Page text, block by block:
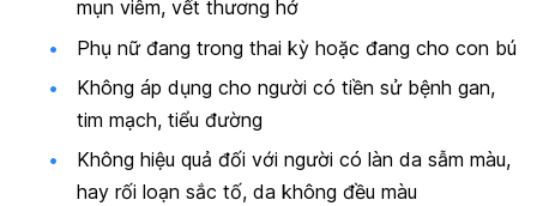
mụn viêm, vết thương hở
Phụ nữ đang trong thai kỳ hoặc đang cho con bú
Không áp dụng cho người có tiền sử bệnh gan,
tim mạch, tiểu đường
Không hiệu quả đối với người có làn da sẫm màu,
hay rối loạn sắc tố, da không đều màu